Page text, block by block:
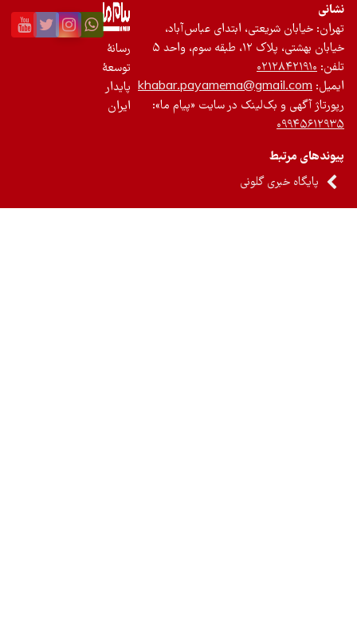
خیابان شریعتی، ابتدای عباس‌آباد،
بهشتی، پلاک ۱۲، طبقه سوم، واحد ۵
۰۲۱۲۸۴۲۱۹۱۰
khabar.payamema@gmail.com
آگهی و بک‌لینک در سایت «پیام ما»:
مرتبط
پایگاه خبری گلونی
رسانۀ
توسعۀ
پایدار
ایران